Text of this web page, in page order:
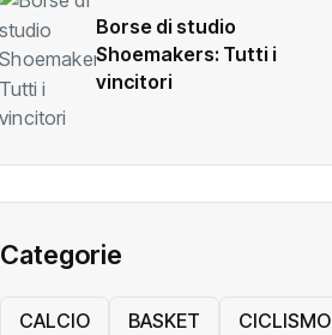
Borse di studio
Shoemakers: Tutti i
vincitori
Categorie
CALCIO BASKET
CICLISMO